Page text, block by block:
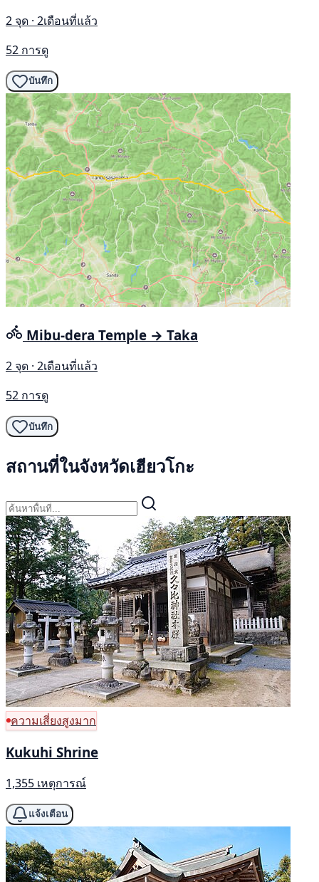
2 จุด · 2เดือนที่แล้ว
52 การดู
บันทึก
Mibu-dera Temple → Taka
2 จุด · 2เดือนที่แล้ว
52 การดู
บันทึก
สถานที่ในจังหวัดเฮียวโกะ
ความเสี่ยงสูงมาก
Kukuhi Shrine
1,355 เหตุการณ์
แจ้งเตือน